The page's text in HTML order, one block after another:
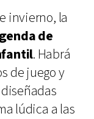
invierno, la
de
. Habrá
de juego y
lúdica a las